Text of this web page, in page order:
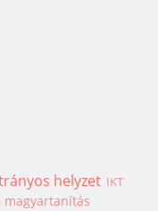
helyzet IKT
magyartanítás